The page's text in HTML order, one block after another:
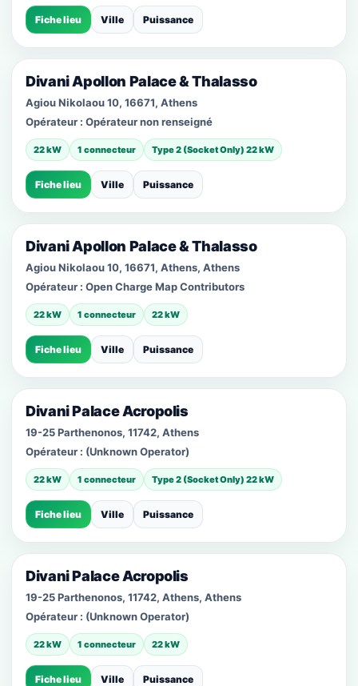
Fiche lieu Ville Puissance
Divani Apollon Palace & Thalasso
Agiou Nikolaou 10, 16671, Athens
Opérateur : Opérateur non renseigné
22 kW 1 connecteur Type 2 (Socket Only) 22 kW
Fiche lieu Ville Puissance
Divani Apollon Palace & Thalasso
Agiou Nikolaou 10, 16671, Athens, Athens
Opérateur : Open Charge Map Contributors
22 kW 1 connecteur 22 kW
Fiche lieu Ville Puissance
Divani Palace Acropolis
19-25 Parthenonos, 11742, Athens
Opérateur : (Unknown Operator)
22 kW 1 connecteur Type 2 (Socket Only) 22 kW
Fiche lieu Ville Puissance
Divani Palace Acropolis
19-25 Parthenonos, 11742, Athens, Athens
Opérateur : (Unknown Operator)
22 kW 1 connecteur 22 kW
Fiche lieu Ville Puissance